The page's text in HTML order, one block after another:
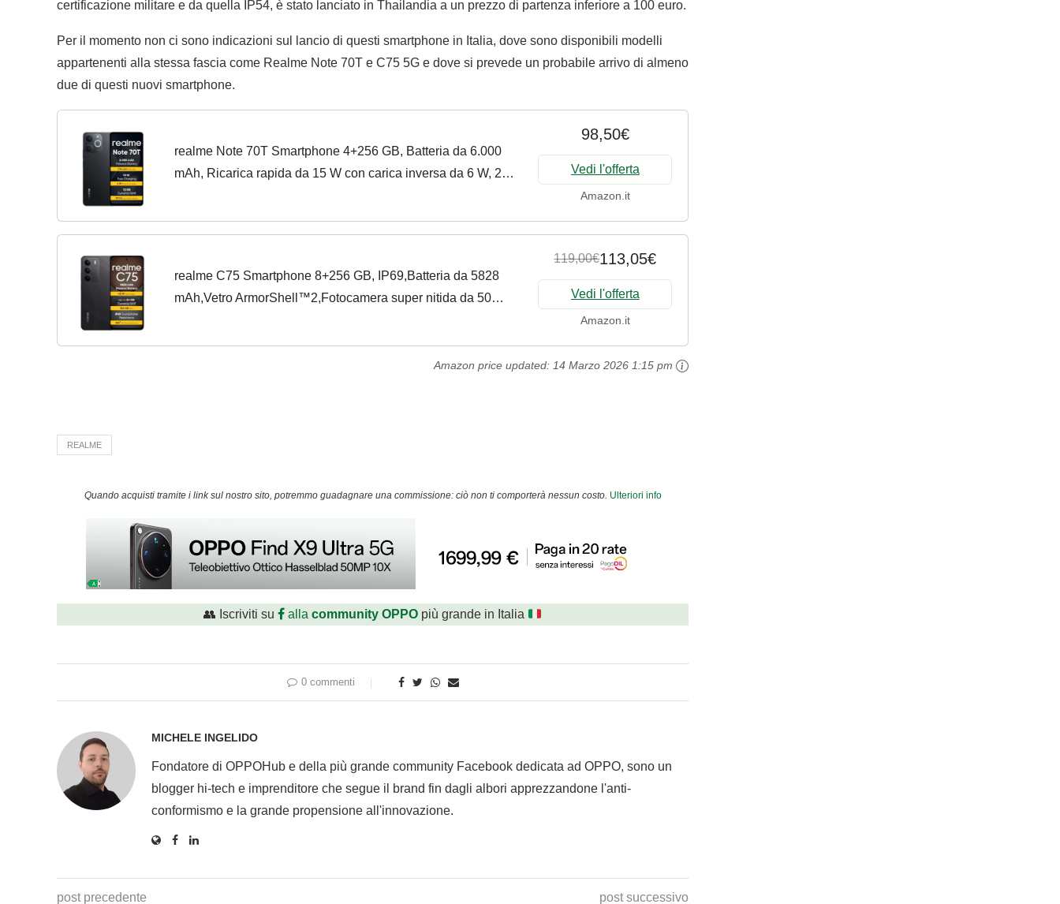
certificazione militare e da quella IP54, è stato lanciato in Thailandia a un prezzo di partenza inferiore a 100 euro.
Per il momento non ci sono indicazioni sul lancio di questi smartphone in Italia, dove sono disponibili modelli
appartenenti alla stessa fascia come Realme Note 70T e C75 5G e dove si prevede un probabile arrivo di almeno
due di questi nuovi smartphone.
realme Note 70T Smartphone 4+256 GB, Batteria da 6.000
mAh, Ricarica rapida da 15 W con carica inversa da 6 W, 24
98,50€
Vedi l'offerta
Amazon.it
realme C75 Smartphone 8+256 GB, IP69,Batteria da 5828
mAh,Vetro ArmorShell™2,Fotocamera super nitida da 50
119,00€113,05€
Vedi l'offerta
Amazon.it
Amazon price updated: 14 Marzo 2026 1:15 pm
REALME
Quando acquisti tramite i link sul nostro sito, potremmo guadagnare una commissione: ciò non ti comporterà nessun costo. Ulteriori info
👥 Iscriviti su allacommunity OPPO più grande in Italia
0 commenti
MICHELE INGELIDO
Fondatore di OPPOHub e della più grande community Facebook dedicata ad OPPO, sono un
blogger hi-tech e imprenditore che segue il brand fin dagli albori apprezzandone l'anti-
conformismo e la grande propensione all'innovazione.
post precedente post successivo